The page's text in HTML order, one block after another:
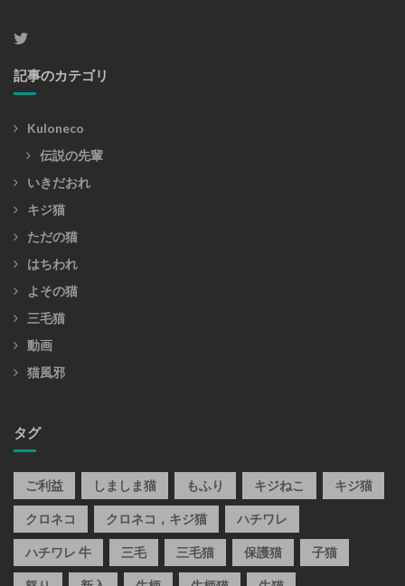
記事のカテゴリ
Kuloneco
伝説の先輩
いきだおれ
キジ猫
ただの猫
はちわれ
よその猫
三毛猫
動画
猫風邪
タグ
ご利益 しましま猫 もふり キジねこ キジ猫
クロネコ クロネコ，キジ猫 ハチワレ
ハチワレ 牛 三毛 三毛猫 保護猫 子猫